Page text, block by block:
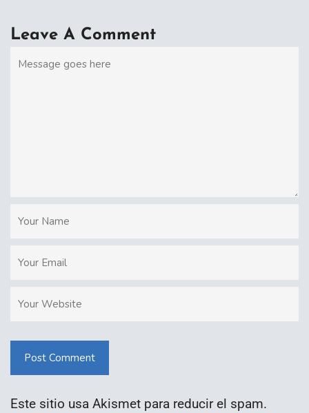
Leave A Comment
Post Comment
Este sitio usa Akismet para reducir el spam.